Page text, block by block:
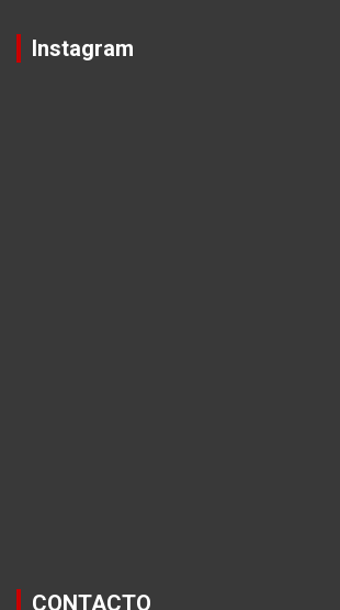
Instagram
CONTACTO